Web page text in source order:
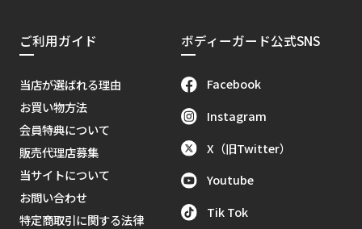
ご利用ガイド
当店が選ばれる理由
お買い物方法
会員特典について
販売代理店募集
当サイトについて
お問い合わせ
特定商取引に関する法律
ボディーガード公式SNS
Facebook
Instagram
X（旧Twitter）
Youtube
Tik Tok